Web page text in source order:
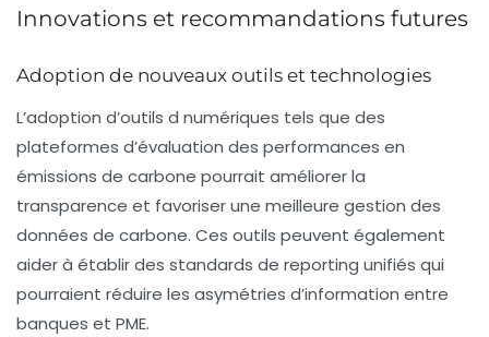
Innovations et recommandations futures
Adoption de nouveaux outils et technologies
L’adoption d’outils d numériques tels que des
plateformes d’évaluation des performances en
émissions de carbone pourrait améliorer la
transparence et favoriser une meilleure gestion des
données de carbone. Ces outils peuvent également
aider à établir des standards de reporting unifiés qui
pourraient réduire les asymétries d’information entre
banques et PME.